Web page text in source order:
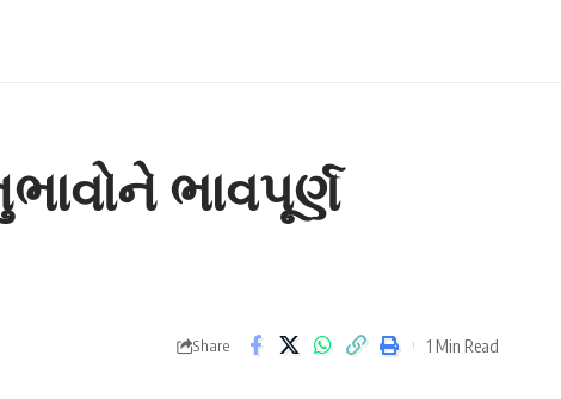
ભાવપૂર્ણ
Share 1 Min Read